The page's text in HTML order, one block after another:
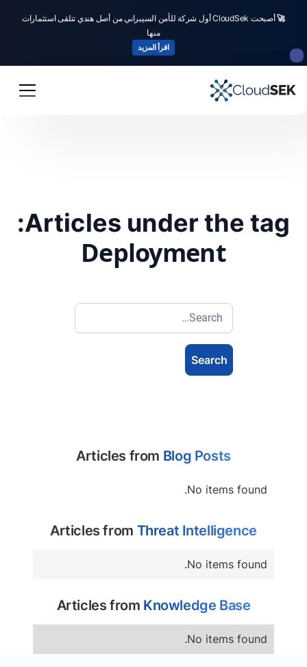
🚀
أصبحت CloudSek أول شركة للأمن السيبراني من أصل هندي تتلقى استثمارات
منها
اقرأ المزيد
Articles under the tag:
Deployment
Articles from Blog Posts
No items found.
Articles from Threat Intelligence
No items found.
Articles from Knowledge Base
No items found.